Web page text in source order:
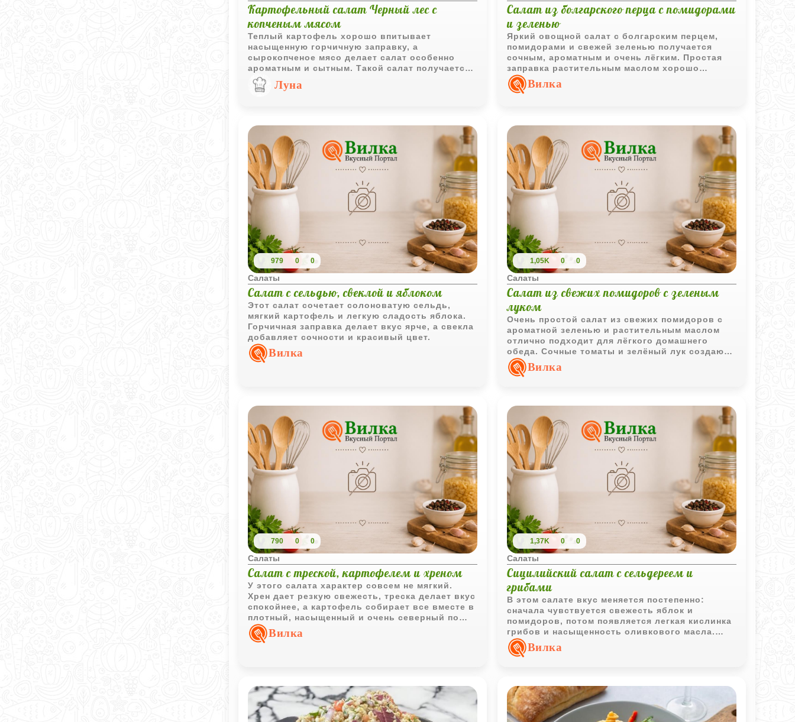
Картофельный салат Черный лес с
копченым мясом
Теплый картофель хорошо впитывает
насыщенную горчичную заправку, а
сырокопченое мясо делает салат особенно
ароматным и сытным. Такой салат получается
одновременно простым и очень
выразительным по вкусу.
Луна
Салат из болгарского перца с помидорами
и зеленью
Яркий овощной салат с болгарским перцем,
помидорами и свежей зеленью получается
сочным, ароматным и очень лёгким. Простая
заправка растительным маслом хорошо
подчёркивает естественный вкус свежих
овощей.
Вилка
979 0 0
Салаты
Салат с сельдью, свеклой и яблоком
Этот салат сочетает солоноватую сельдь,
мягкий картофель и легкую сладость яблока.
Горчичная заправка делает вкус ярче, а свекла
добавляет сочности и красивый цвет.
Вилка
1,05K 0 0
Салаты
Салат из свежих помидоров с зеленым
луком
Очень простой салат из свежих помидоров с
ароматной зеленью и растительным маслом
отлично подходит для лёгкого домашнего
обеда. Сочные томаты и зелёный лук создают
классическое сочетание с ярким летним
вкусом.Вилка
790 0 0
Салаты
Салат с треской, картофелем и хреном
У этого салата характер совсем не мягкий.
Хрен дает резкую свежесть, треска делает вкус
спокойнее, а картофель собирает все вместе в
плотный, насыщенный и очень северный по
настроению салат.
Вилка
1,37K 0 0
Салаты
Сицилийский салат с сельдереем и
грибами
В этом салате вкус меняется постепенно:
сначала чувствуется свежесть яблок и
помидоров, потом появляется легкая кислинка
грибов и насыщенность оливкового масла.
Сельдерей делает текстуру плотнее и
интереснее, а маслины добавляют характерную
Вилка